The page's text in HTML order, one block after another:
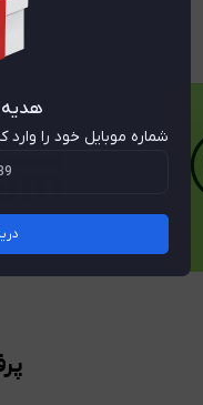
دریافت وام
هدیه
شماره موبایل خود را